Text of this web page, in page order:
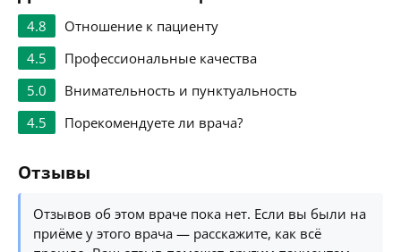
4.8
Отношение к пациенту
4.5
Профессиональные качества
5.0
Внимательность и пунктуальность
4.5
Порекомендуете ли врача?
Отзывы
Отзывов об этом враче пока нет. Если вы были на
приёме у этого врача — расскажите, как всё